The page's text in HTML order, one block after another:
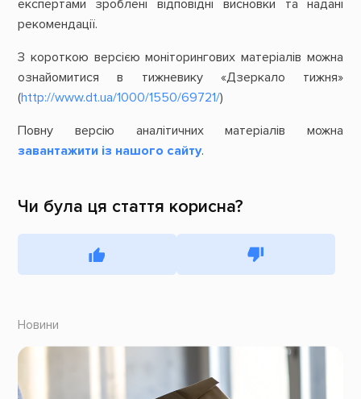
експертами зроблені відповідні висновки та надані
рекомендації.
З короткою версією моніторингових матеріалів можна
ознайомитися в тижневику «Дзеркало тижня»
(http://www.dt.ua/1000/1550/69721/)
Повну версію аналітичних матеріалів можна
завантажити із нашого сайту.
Чи була ця стаття корисна?
Новини